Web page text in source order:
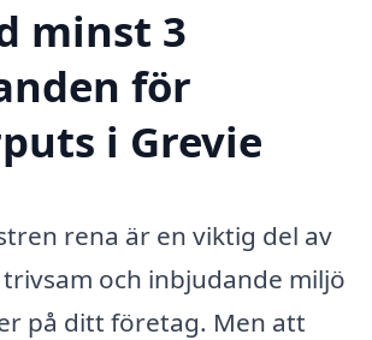
minst 3
för
i Grevie
rena är en viktig del av
och inbjudande miljö
på ditt företag. Men att